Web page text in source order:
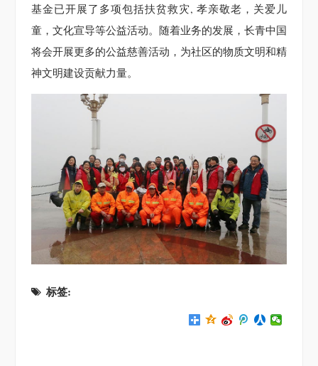
基金已开展了多项包括扶贫救灾, 孝亲敬老，关爱儿
童，文化宣导等公益活动。随着业务的发展，长青中国
将会开展更多的公益慈善活动，为社区的物质文明和精
神文明建设贡献力量。
标签: